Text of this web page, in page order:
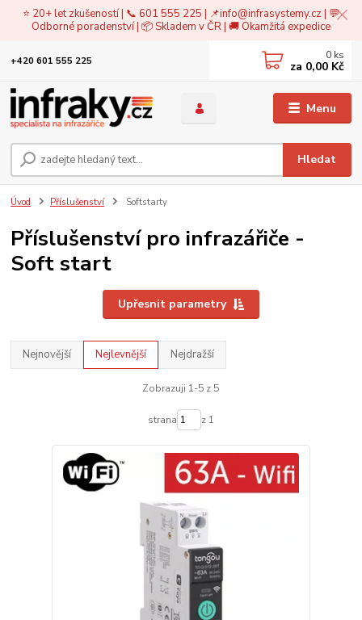
⭐ 20+ let zkušeností | 📞 601 555 225 | 📌info@infrasystemy.cz| 💬
Odborné poradenství | 📦 Skladem v ČR | 🚚 Okamžitá expedice
Menu
Hledat
+420 601 555 225 0 ks
za 0,00 Kč
Úvod Příslušenství Softstarty
Příslušenství pro infrazářiče -
Soft start
Upřesnit parametry
Nejnovější Nejlevnější Nejdražší
Zobrazuji 1-5 z 5
strana z 1